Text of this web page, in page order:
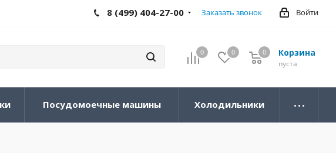
Войти
8 (499) 404-27-00 Заказать звонок
0 0 Корзина
0
пуста
0
Посудомоечные машины Холодильники